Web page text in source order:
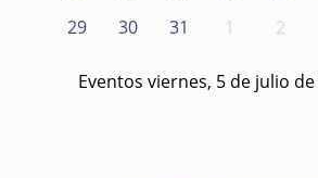
29
30 31 1 2
Eventos viernes, 5 de julio